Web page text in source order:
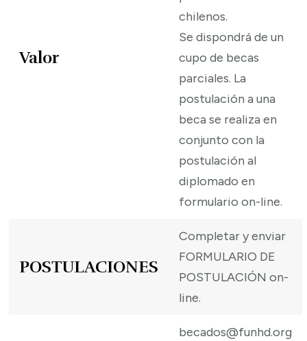
Valor
chilenos.
Se dispondrá de un
cupo de becas
parciales. La
postulación a una
beca se realiza en
conjunto con la
postulación al
diplomado en
formulario on-line.
POSTULACIONES
Completar y enviar
FORMULARIO DE
POSTULACIÓN on-
line.
becados@funhd.org